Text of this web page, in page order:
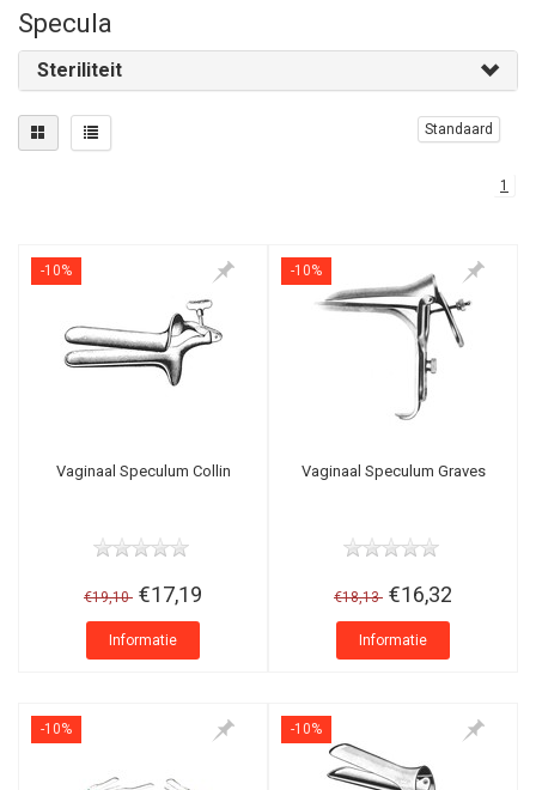
Specula
Steriliteit
Standaard
1
-10%
Vaginaal Speculum Collin
€19,10 €17,19
Informatie
-10%
Vaginaal Speculum Graves
€18,13 €16,32
Informatie
-10% -10%